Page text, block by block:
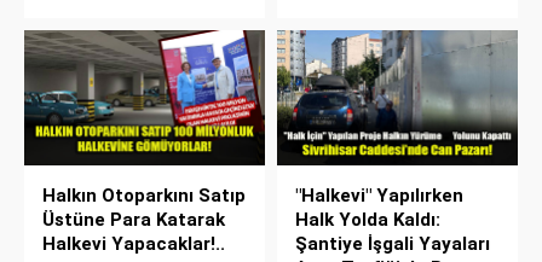
Halkın Otoparkını Satıp
Üstüne Para Katarak
Halkevi Yapacaklar!..
"Halkevi" Yapılırken
Halk Yolda Kaldı:
Şantiye İşgali Yayaları